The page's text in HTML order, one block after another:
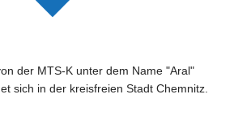
der MTS-K unter dem Name "Aral"
sich in der kreisfreien Stadt Chemnitz.